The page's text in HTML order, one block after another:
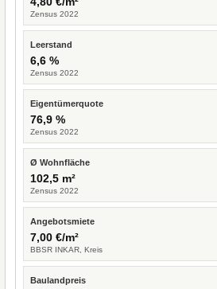
Zensus 2022
Leerstand
6,6 %
Zensus 2022
Eigentümerquote
76,9 %
Zensus 2022
Ø Wohnfläche
102,5 m²
Zensus 2022
Angebotsmiete
7,00 €/m²
BBSR INKAR, Kreis
Baulandpreis